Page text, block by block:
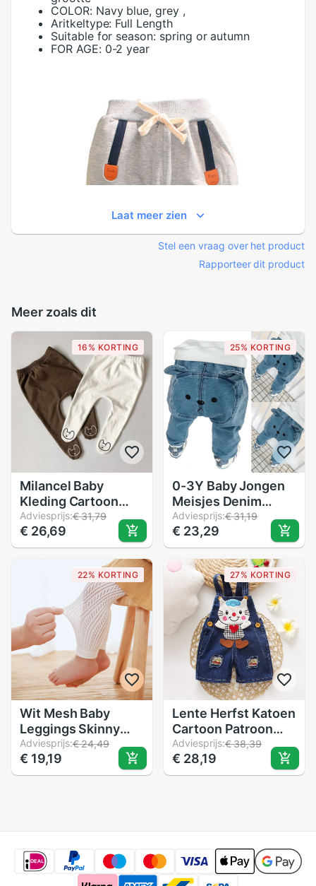
COLOR: Navy blue, grey ,
Aritkeltype: Full Length
Suitable for season: spring or autumn
FOR AGE: 0-2 year
Laat meer zien
Stel een vraag over het product
Rapporteer dit product
Meer zoals dit
16% KORTING
Milancel Baby
Kleding Cartoon
Stijl Legging Voor
Meisjes Koreaanse
Baby Jongens
Adviesprijs:€ 31,79
€ 26,69
25% KORTING
0-3Y Baby Jongen
Meisjes Denim
Broek Peuter Kid
Bear Sweatpant
Joggers Elastische
Bodems Broek
Adviesprijs:€ 31,19
€ 23,29
22% KORTING
Wit Mesh Baby
Leggings Skinny
Solid Roze Baby
Meisje Broek Peuter
Kind Breien Broek
Adviesprijs:€ 24,49
€ 19,19
27% KORTING
Lente Herfst Katoen
Cartoon Patroon
Kinderen Jongens
Meisjes Mode
Denim Hemdje
Adviesprijs:€ 38,39
€ 28,19